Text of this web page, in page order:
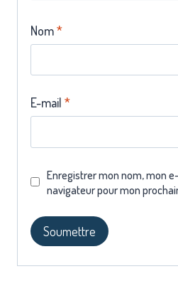
Nom*
E-mail *
Enregistrer mon nom, mon
navigateur pour mon